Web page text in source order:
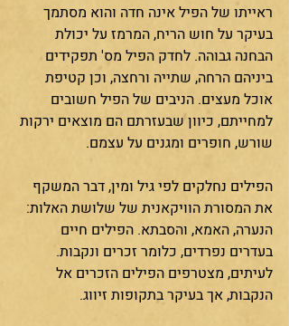
ראייתו של הפיל אינה חדה והוא מסתמך
בעיקר על חוש הריח, המרמז על יכולת
הבחנה גבוהה. לחדק הפיל מס' תפקידים
ביניהם הרחה, שתייה ורחצה, וכן קטיפת
אוכל מעצים. הניבים של הפיל חשובים
למחייתם, כיוון שבעזרתם הם מוצאים ירקות
שורש, חופרים ומגנים על עצמם.
הפילים נחלקים לפי גיל ומין, דבר המשקף
את המסורת הוויקאנית של שלושת האלות:
הנערה, האמא, והסבתא. הפילים חיים
בעדרים נפרדים, כלומר זכרים ונקבות.
לעיתים, מצטרפים הפילים הזכרים אל
הנקבות, אך בעיקר בתקופות זיווג.